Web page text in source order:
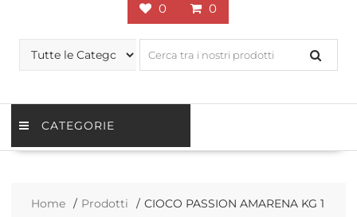
0 0
CATEGORIE
Home Prodotti CIOCO PASSION AMARENA KG 1